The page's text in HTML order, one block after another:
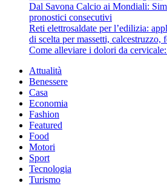
di
tricopigmentazione
per
i
problemi
capelli
Dal Savona Calcio ai Mondiali:
pronostici consecutivi
Reti elettrosaldate per l’edilizia:
di scelta per massetti, calcestruzzo,
Come alleviare i dolori da
Attualità
Benessere
Casa
Economia
Fashion
Featured
Food
Motori
Sport
Tecnologia
Turismo